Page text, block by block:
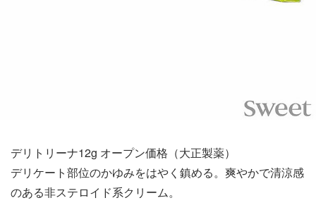
デリトリーナ12g オープン価格（大正製薬）
デリケート部位のかゆみをはやく鎮める。爽やかで清涼感
のある非ステロイド系クリーム。